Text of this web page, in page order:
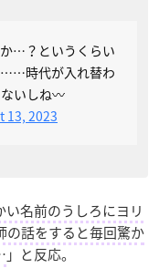
…？というくらい
……時代が入れ替わ
いしね〰️
13, 2023
い名前のうしろにヨリ
話をすると毎回驚か
」と反応。